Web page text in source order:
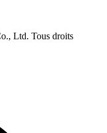
Ltd. Tous droits